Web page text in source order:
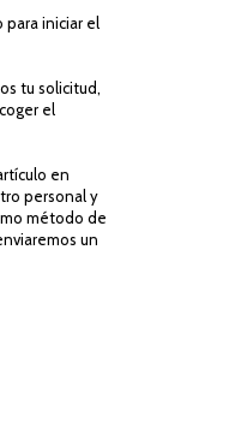
para iniciar el
tu solicitud,
el
en
personal y
método de
un